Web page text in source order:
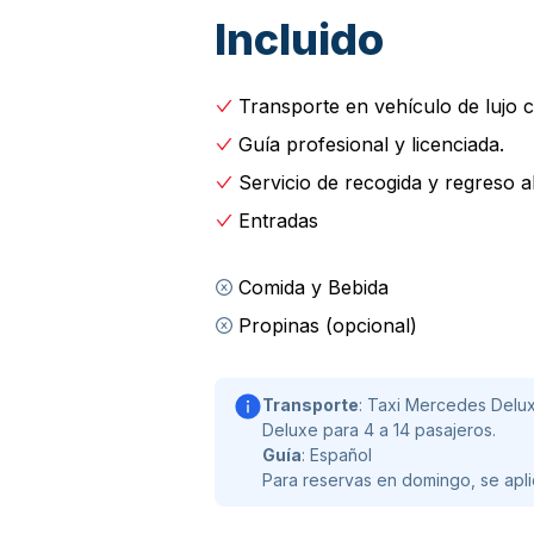
Continúa hacia el museo de
estatua de Antinoos y la famosa
Las exhibiciones y las
monumentos vistos anteriormente
Disfrute de un almuerzo relajado y
termine su paseo con una taza de
productos tradicionales específicos
Si le interesa, puede visitar el
camino de regreso a Atenas.
Incluido
Transporte en vehículo de lujo
Guía profesional y licenciada.
Servicio de recogida y regreso
Entradas
Comida y Bebida
Propinas (opcional)
Transporte: Taxi Mercedes
Deluxe para 4 a 14 pasajeros.
Guía: Español
Para reservas en domingo, se